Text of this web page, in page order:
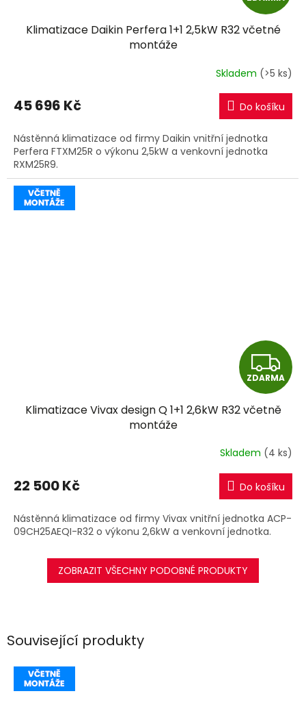
Související produkty
D
A
R
M
A
Klimatizace Daikin Perfera 1+1 2,5kW R32 včetné
montáže
Skladem (>5 ks)
45 696 Kč Do košíku
Nástěnná klimatizace od firmy Daikin vnitřní jednotka
Perfera FTXM25R o výkonu 2,5kW a venkovní jednotka
RXM25R9.
Z
D
A
R
M
A
ZDARMA
Klimatizace Vivax design Q 1+1 2,6kW R32 včetně
montáže
Skladem (4 ks)
22 500 Kč Do košíku
Nástěnná klimatizace od firmy Vivax vnitřní jednotka ACP-
09CH25AEQI-R32 o výkonu 2,6kW a venkovní jednotka.
ZOBRAZIT VŠECHNY PODOBNÉ PRODUKTY